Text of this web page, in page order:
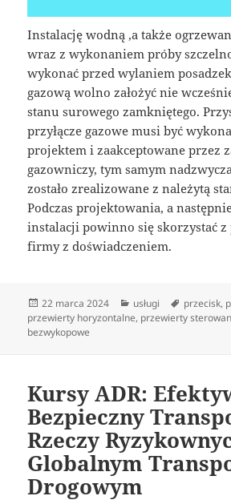
Instalację wodną ,a także
wraz z wykonaniem próby
wykonać przed wylaniem
gazową wolno założyć nie
stanu surowego zamkniętego.
przyłącze gazowe musi być
projektem i zaakceptowane przez
gazowniczy, tym samym
zostało zrealizowane z należytą
Podczas projektowania, a
instalacji powinno się skorzystać
firmy z doświadczeniem.
Data
publikacji
22 marca 2024 Kategorie
usługi Tagi
przecisk,
przewierty horyzontalne, przewierty
bezwykopowe
Kursy ADR:
Bezpieczny
Rzeczy
Globalnym
Drogowym